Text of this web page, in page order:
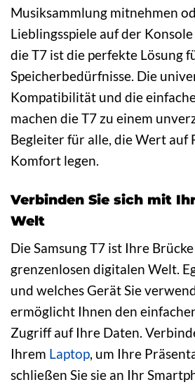
Musiksammlung mitnehmen
Lieblingsspiele auf der
die T7 ist die perfekte Lösung
Speicherbedürfnisse. Die
Kompatibilität und die
machen die T7 zu einem
Begleiter für alle, die Wert auf
Komfort legen.
Verbinden Sie sich mit
Welt
Die Samsung T7 ist Ihre
grenzenlosen digitalen Welt.
und welches Gerät Sie
ermöglicht Ihnen den
Zugriff auf Ihre Daten.
Ihrem Laptop, um Ihre
schließen Sie sie an Ihr